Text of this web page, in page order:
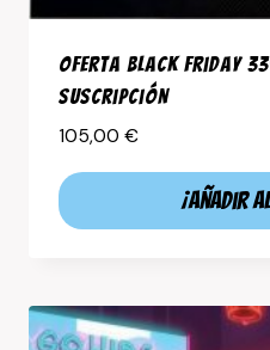
Oferta Black Friday
suscripción
105,00 €
¡Añadir